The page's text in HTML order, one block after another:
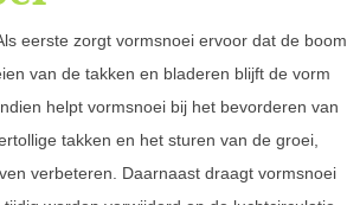
eerste zorgt vormsnoei ervoor dat de boom
van de takken en bladeren blijft de vorm
helpt vormsnoei bij het bevorderen van
takken en het sturen van de groei,
verbeteren. Daarnaast draagt vormsnoei